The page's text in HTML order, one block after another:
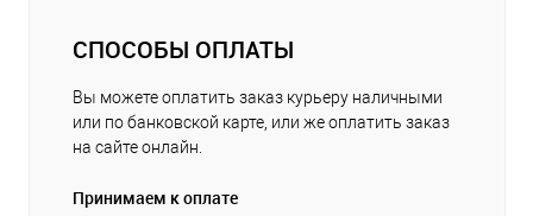
СПОСОБЫ ОПЛАТЫ
Вы можете оплатить заказ курьеру наличными
или по банковской карте, или же оплатить заказ
на сайте онлайн.
Принимаем к оплате